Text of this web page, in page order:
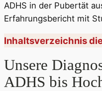
ADHS in der Pubertät
Erfahrungsbericht mit
Inhaltsverzeichnis
Unsere
ADHS bis